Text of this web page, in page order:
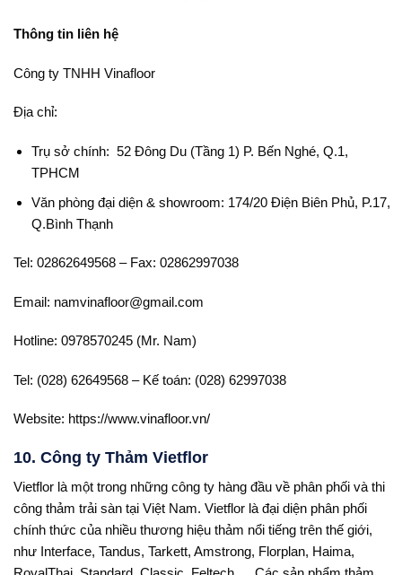
Thông tin liên hệ
Công ty TNHH Vinafloor
Địa chỉ:
Trụ sở chính: 52 Đông Du (Tầng 1) P. Bến Nghé, Q.1,
TPHCM
Văn phòng đại diện & showroom: 174/20 Điện Biên Phủ, P.17,
Q.Bình Thạnh
Tel: 02862649568 – Fax: 02862997038
Email: namvinafloor@gmail.com
Hotline: 0978570245 (Mr. Nam)
Tel: (028) 62649568 – Kế toán: (028) 62997038
Website: https://www.vinafloor.vn/
10. Công ty Thảm Vietflor
Vietflor là một trong những công ty hàng đầu về phân phối và thi
công thảm trải sàn tại Việt Nam. Vietflor là đại diện phân phối
chính thức của nhiều thương hiệu thảm nổi tiếng trên thế giới,
như Interface, Tandus, Tarkett, Amstrong, Florplan, Haima,